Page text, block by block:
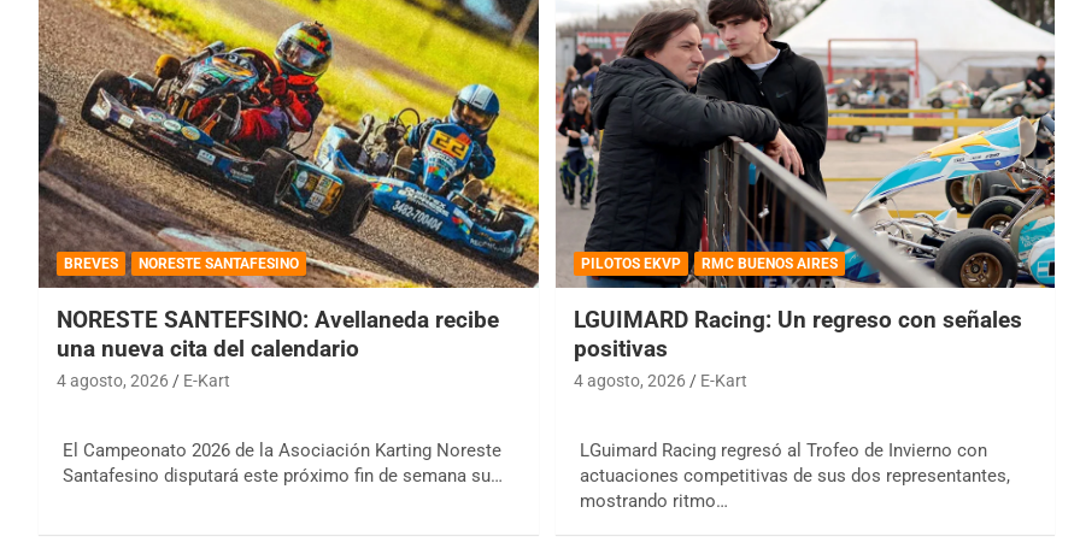
BREVES NORESTE SANTAFESINO
NORESTE SANTEFSINO: Avellaneda recibe
una nueva cita del calendario
4 agosto, 2026 E-Kart
El Campeonato 2026 de la Asociación Karting Noreste
Santafesino disputará este próximo fin de semana su…
PILOTOS EKVP RMC BUENOS AIRES
LGUIMARD Racing: Un regreso con señales
positivas
4 agosto, 2026 E-Kart
LGuimard Racing regresó al Trofeo de Invierno con
actuaciones competitivas de sus dos representantes,
mostrando ritmo…